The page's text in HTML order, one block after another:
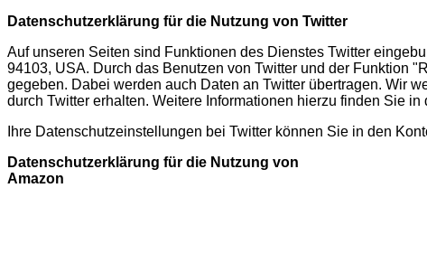
Datenschutzerklärung für die Nutzung von Twitter
Auf unseren Seiten sind Funktionen des Dienstes Twitter
94103, USA. Durch das Benutzen von Twitter und der Funktion
gegeben. Dabei werden auch Daten an Twitter übertragen. Wir
durch Twitter erhalten. Weitere Informationen hierzu finden Sie
Ihre Datenschutzeinstellungen bei Twitter können Sie in den
Datenschutzerklärung für die Nutzung von
Amazon